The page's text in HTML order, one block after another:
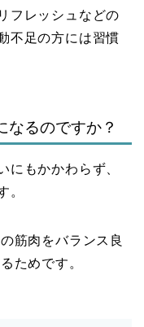
フレッシュなどの
不足の方には習慣
なるのですか？
にもかかわらず、
。
筋肉をバランス良
ためです。